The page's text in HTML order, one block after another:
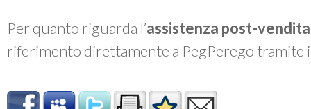
Per quanto riguarda l’assistenza post-vendita
riferimento direttamente a PegPerego tramite